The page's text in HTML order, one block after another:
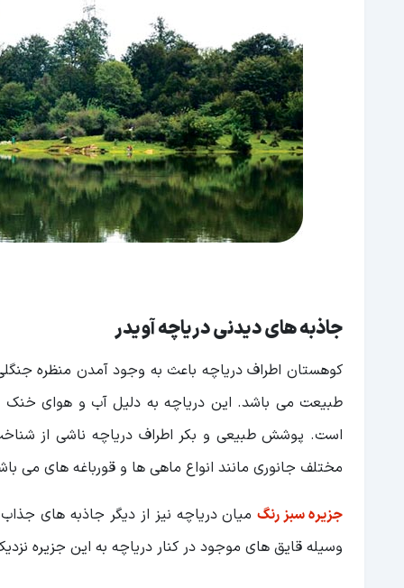
جاذبه های دیدنی دریاچه آویدر
کوهستان اطراف دریاچه باعث به وجود آمدن منظره
طبیعت می باشد. این دریاچه به دلیل آب و هوای خنک
است. پوشش طبیعی و بکر اطراف دریاچه ناشی از
مختلف جانوری مانند انواع ماهی ها و قورباغه های می
جزیره سبز رنگمیان دریاچه نیز از دیگر جاذبه های
وسیله قایق های موجود در کنار دریاچه به این جزیره